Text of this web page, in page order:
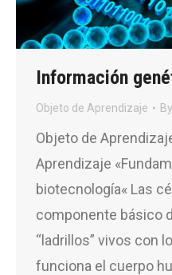
Información
Objeto de Aprendizaje By
Objeto de
Aprendizaje
biotecnología« Las
componente básico
“ladrillos” vivos con
funciona el cuerpo